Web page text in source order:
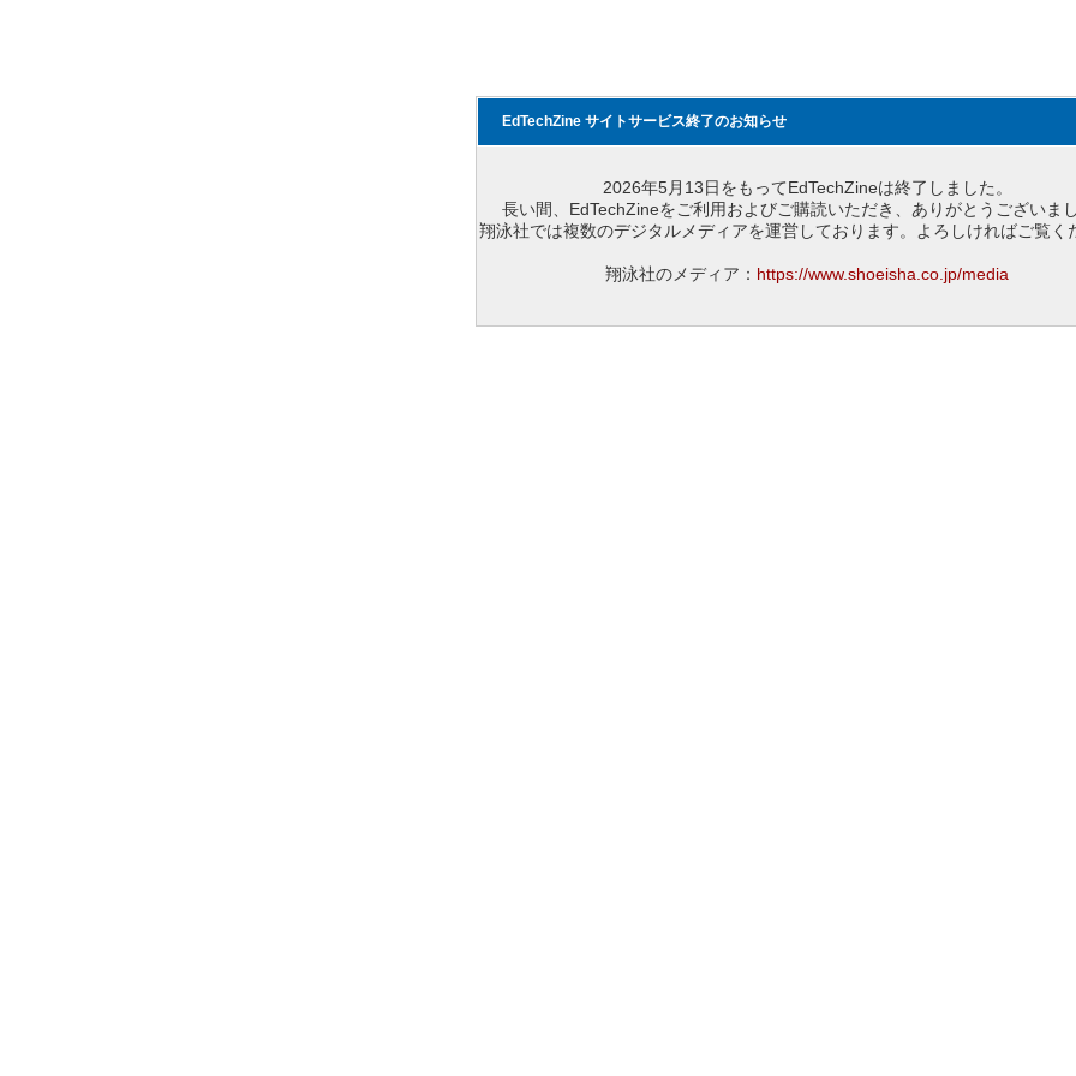
EdTechZine サイトサービス終了のお知らせ
2026年5月13日をもってEdTechZineは終了しました。
長い間、EdTechZineをご利用およびご購読いただき、ありがとうございまし
翔泳社では複数のデジタルメディアを運営しております。よろしければご覧く
翔泳社のメディア： https://www.shoeisha.co.jp/media